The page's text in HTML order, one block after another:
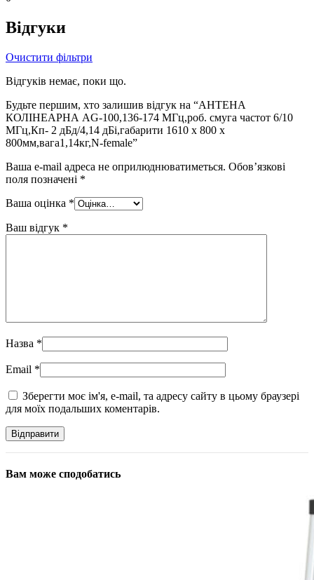
Відгуки
Очистити фільтри
Відгуків немає, поки що.
Будьте першим, хто залишив відгук на “АНТЕНА
КОЛІНЕАРНА AG-100,136-174 МГц,роб. смуга частот 6/10
МГц,Кп- 2 дБд/4,14 дБі,габарити 1610 х 800 х
800мм,вага1,14кг,N-femаle”
Ваша e-mail адреса не оприлюднюватиметься. Обов’язкові
поля позначені *
Ваша оцінка *
Ваш відгук *
Назва *
Email *
Зберегти моє ім'я, e-mail, та адресу сайту в цьому браузері
для моїх подальших коментарів.
Вам може сподобатись